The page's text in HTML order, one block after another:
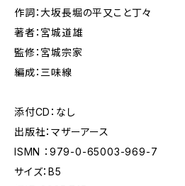
作詞：大坂長堀の平又こと丁々
著者：宮城道雄
監修：宮城宗家
編成：三味線
添付CD：なし
出版社：マザーアース
ISMN ：979-0-65003-969-7
サイズ：B5